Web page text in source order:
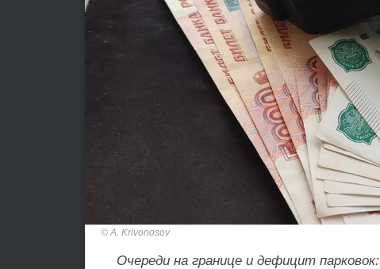
A. Krivonosov
Очереди на границе и дефицит